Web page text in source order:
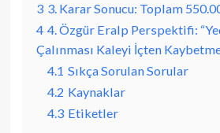
3 3. Karar Sonucu: Toplam
4 4. Özgür Eralp Perspektifi:
Çalınması Kaleyi İçten
4.1 Sıkça Sorulan Sorular
4.2 Kaynaklar
4.3 Etiketler